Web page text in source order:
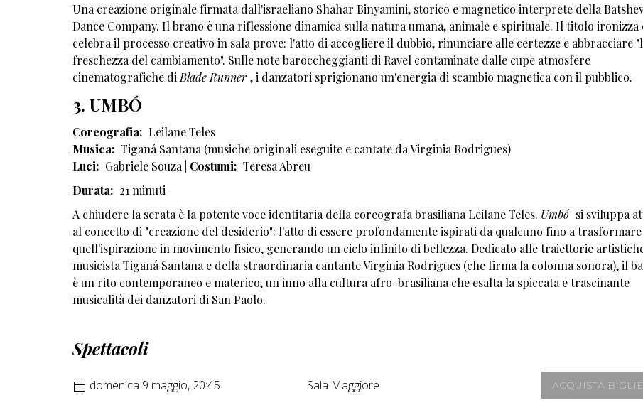
Una creazione originale firmata dall'israeliano Shahar Binyamini, storico e magnetico interprete della
Dance Company. Il brano è una riflessione dinamica sulla natura umana, animale e spirituale. Il titolo ironizza
celebra il processo creativo in sala prove: l'atto di accogliere il dubbio, rinunciare alle certezze e abbracciare
freschezza del cambiamento". Sulle note baroccheggianti di Ravel contaminate dalle cupe atmosfere
cinematografiche di Blade Runner , i danzatori sprigionano un'energia di scambio magnetica con il pubblico.
3. UMBÓ
Coreografia: Leilane Teles
Musica: Tiganá Santana (musiche originali eseguite e cantate da Virginia Rodrigues)
Luci: Gabriele Souza | Costumi: Teresa Abreu
Durata: 21 minuti
A chiudere la serata è la potente voce identitaria della coreografa brasiliana Leilane Teles. Umbó si sviluppa
al concetto di "creazione del desiderio": l'atto di essere profondamente ispirati da qualcuno fino a trasformare
quell'ispirazione in movimento fisico, generando un ciclo infinito di bellezza. Dedicato alle traiettorie
musicista Tiganá Santana e della straordinaria cantante Virginia Rodrigues (che firma la colonna sonora), il
è un rito contemporaneo e materico, un inno alla cultura afro-brasiliana che esalta la spiccata e trascinante
musicalità dei danzatori di San Paolo.
Spettacoli
domenica 9 maggio, 20:45 Sala Maggiore ACQUISTA